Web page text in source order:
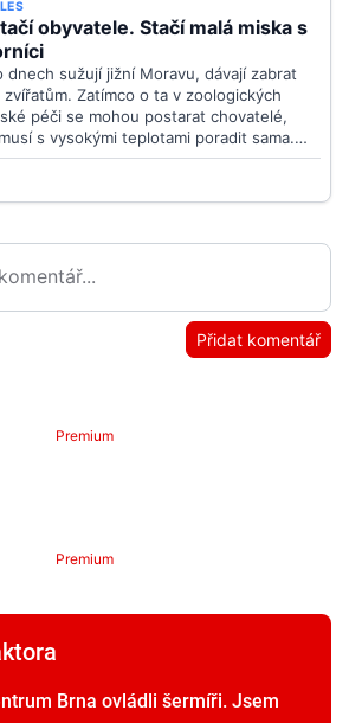
Přidat komentář
Premium
Premium
Brna ovládli šermíři. Jsem